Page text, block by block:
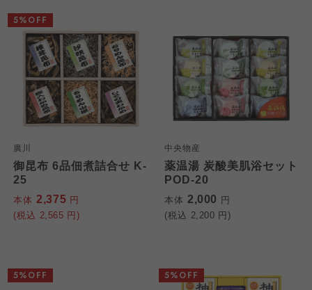
廣川
御昆布 6品佃煮詰合せ K-
25
本体 2,375 円
(税込 2,565 円)
5%OFF
中央物産
薬温湯 炭酸美肌浴セット
POD-20
本体 2,000 円
(税込 2,200 円)
5%OFF 5%OFF